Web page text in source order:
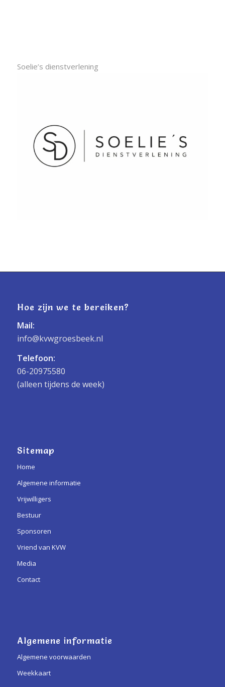
Soelie’s dienstverlening
Hoe zijn we te bereiken?
Mail:
info@kvwgroesbeek.nl
Telefoon:
06-20975580
(alleen tijdens de week)
Sitemap
Home
Algemene informatie
Vrijwilligers
Bestuur
Sponsoren
Vriend van KVW
Media
Contact
Algemene informatie
Algemene voorwaarden
Weekkaart